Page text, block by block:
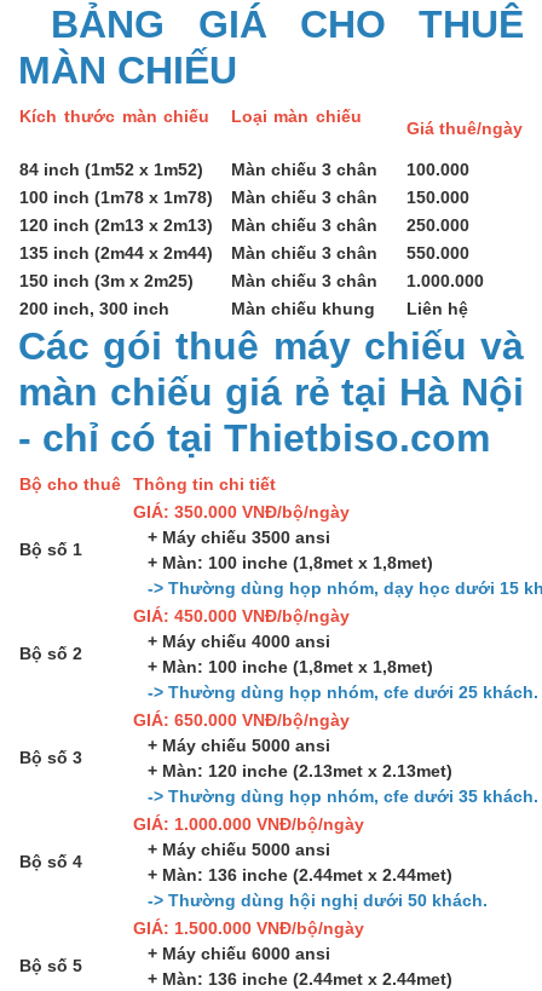
BẢNG GIÁ CHO THUÊ
MÀN CHIẾU
Kích thước màn chiếu Loại màn chiếu
Giá thuê/ngày
84 inch (1m52 x 1m52)
Màn chiếu 3 chân
100.000
100 inch (1m78 x 1m78)
Màn chiếu 3 chân
150.000
120 inch (2m13 x 2m13)
Màn chiếu 3 chân
250.000
135 inch (2m44 x 2m44)
Màn chiếu 3 chân
550.000
150 inch (3m x 2m25)
Màn chiếu 3 chân
1.000.000
200 inch, 300 inch
Màn chiếu khung Liên hệ
Các gói thuê máy chiếu và
màn chiếu giá rẻ tại Hà Nội
- chỉ có tại Thietbiso.com
Bộ cho thuê Thông tin chi tiết
Bộ số 1
GIÁ: 350.000 VNĐ/bộ/ngày
+ Máy chiếu 3500 ansi
+ Màn: 100 inche (1,8met x 1,8met)
-> Thường dùng họp nhóm, dạy học dưới 15
Bộ số 2
GIÁ: 450.000 VNĐ/bộ/ngày
+ Máy chiếu 4000 ansi
+ Màn: 100 inche (1,8met x 1,8met)
-> Thường dùng họp nhóm, cfe dưới 25 khách.
Bộ số 3
GIÁ: 650.000 VNĐ/bộ/ngày
+ Máy chiếu 5000 ansi
+ Màn: 120 inche (2.13met x 2.13met)
-> Thường dùng họp nhóm, cfe dưới 35 khách.
Bộ số 4
GIÁ: 1.000.000 VNĐ/bộ/ngày
+ Máy chiếu 5000 ansi
+ Màn: 136 inche (2.44met x 2.44met)
-> Thường dùng hội nghị dưới 50 khách.
Bộ số 5
GIÁ: 1.500.000 VNĐ/bộ/ngày
+ Máy chiếu 6000 ansi
+ Màn: 136 inche (2.44met x 2.44met)